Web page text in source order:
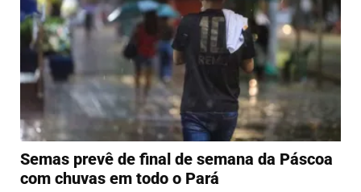
Semas prevê de final de semana da Páscoa
com chuvas em todo o Pará